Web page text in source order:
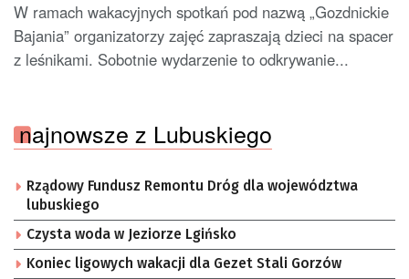
W ramach wakacyjnych spotkań pod nazwą „Gozdnickie
Bajania” organizatorzy zajęć zapraszają dzieci na spacer
z leśnikami. Sobotnie wydarzenie to odkrywanie...
najnowsze z Lubuskiego
Rządowy Fundusz Remontu Dróg dla województwa
lubuskiego
Czysta woda w Jeziorze Lgińsko
Koniec ligowych wakacji dla Gezet Stali Gorzów